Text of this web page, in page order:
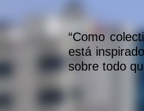
“Como
está
sobre todo